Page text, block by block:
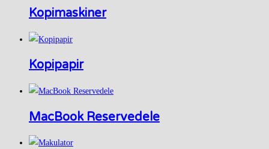
Kopimaskiner
Kopipapir
MacBook Reservedele